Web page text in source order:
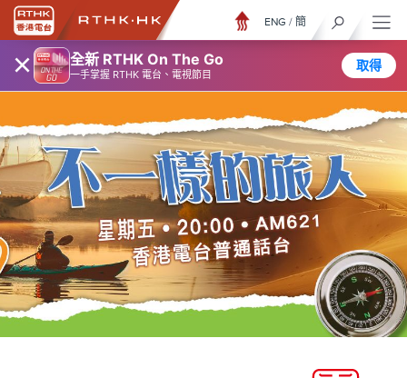
× 全新 RTHK On The Go
一手掌握 RTHK 電台、電視節目
取得
ENG / 簡